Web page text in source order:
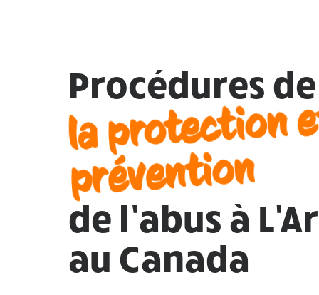
Procédures de
la protection
prévention
de l’abus à
au Canada